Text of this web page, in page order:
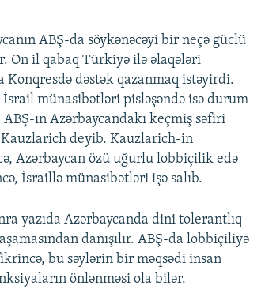
ABŞ-da söykənəcəyi bir neçə güclü
On il qabaq Türkiyə ilə əlaqələri
Konqresdə dəstək qazanmaq istəyirdi.
münasibətləri pisləşəndə isə durum
ABŞ-ın Azərbaycandakı keçmiş səfiri
deyib. Kauzlarich-in
Azərbaycan özü uğurlu lobbiçilik edə
İsraillə münasibətləri işə salıb.
yazıda Azərbaycanda dini tolerantlıq
danışılır. ABŞ-da lobbiçiliyə
bu səylərin bir məqsədi insan
önlənməsi ola bilər.